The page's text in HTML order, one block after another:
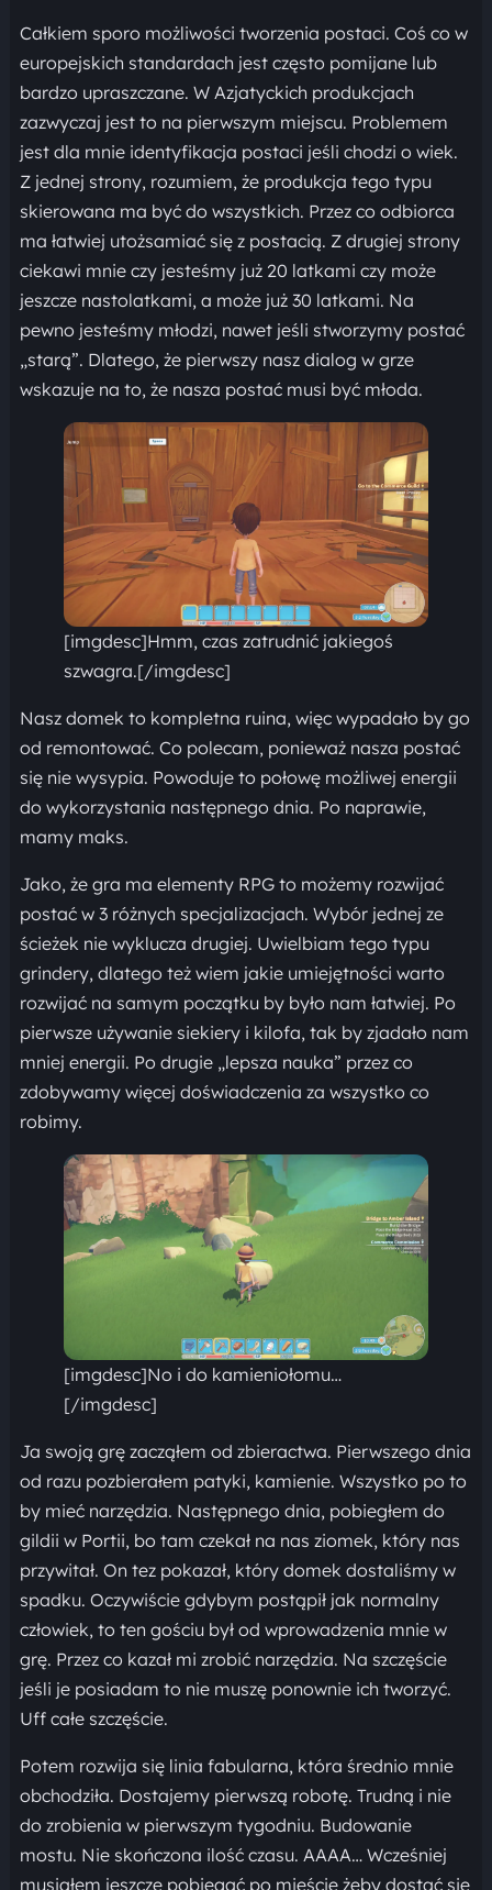
Całkiem sporo możliwości tworzenia postaci. Coś co w
europejskich standardach jest często pomijane lub
bardzo upraszczane. W Azjatyckich produkcjach
zazwyczaj jest to na pierwszym miejscu. Problemem
jest dla mnie identyfikacja postaci jeśli chodzi o wiek.
Z jednej strony, rozumiem, że produkcja tego typu
skierowana ma być do wszystkich. Przez co odbiorca
ma łatwiej utożsamiać się z postacią. Z drugiej strony
ciekawi mnie czy jesteśmy już 20 latkami czy może
jeszcze nastolatkami, a może już 30 latkami. Na
pewno jesteśmy młodzi, nawet jeśli stworzymy postać
„starą”. Dlatego, że pierwszy nasz dialog w grze
wskazuje na to, że nasza postać musi być młoda.
[imgdesc]Hmm, czas zatrudnić jakiegoś
szwagra.[/imgdesc]
Nasz domek to kompletna ruina, więc wypadało by go
od remontować. Co polecam, ponieważ nasza postać
się nie wysypia. Powoduje to połowę możliwej energii
do wykorzystania następnego dnia. Po naprawie,
mamy maks.
Jako, że gra ma elementy RPG to możemy rozwijać
postać w 3 różnych specjalizacjach. Wybór jednej ze
ścieżek nie wyklucza drugiej. Uwielbiam tego typu
grindery, dlatego też wiem jakie umiejętności warto
rozwijać na samym początku by było nam łatwiej. Po
pierwsze używanie siekiery i kilofa, tak by zjadało nam
mniej energii. Po drugie „lepsza nauka” przez co
zdobywamy więcej doświadczenia za wszystko co
robimy.
[imgdesc]No i do kamieniołomu…
[/imgdesc]
Ja swoją grę zacząłem od zbieractwa. Pierwszego dnia
od razu pozbierałem patyki, kamienie. Wszystko po to
by mieć narzędzia. Następnego dnia, pobiegłem do
gildii w Portii, bo tam czekał na nas ziomek, który nas
przywitał. On tez pokazał, który domek dostaliśmy w
spadku. Oczywiście gdybym postąpił jak normalny
człowiek, to ten gościu był od wprowadzenia mnie w
grę. Przez co kazał mi zrobić narzędzia. Na szczęście
jeśli je posiadam to nie muszę ponownie ich tworzyć.
Uff całe szczęście.
Potem rozwija się linia fabularna, która średnio mnie
obchodziła. Dostajemy pierwszą robotę. Trudną i nie
do zrobienia w pierwszym tygodniu. Budowanie
mostu. Nie skończona ilość czasu. AAAA… Wcześniej
musiałem jeszcze pobiegać po mieście żeby dostać się